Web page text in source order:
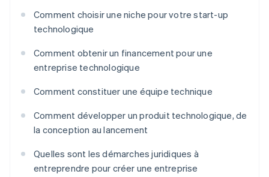
Comment choisir une niche pour votre start-up
technologique
Comment obtenir un financement pour une
entreprise technologique
Comment constituer une équipe technique
Comment développer un produit technologique, de
la conception au lancement
Quelles sont les démarches juridiques à
entreprendre pour créer une entreprise